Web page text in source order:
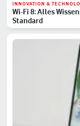
INNOVATION &
Wi-Fi 8: Alles
Standard